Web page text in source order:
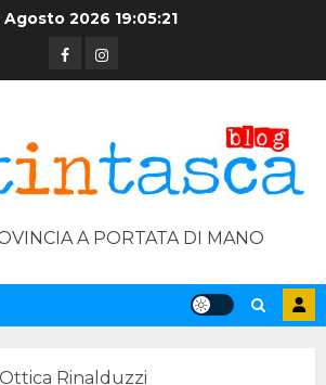
Agosto 2026 19:05:22
FacebookInstagram
A PORTATA DI MANO
Rinalduzzi